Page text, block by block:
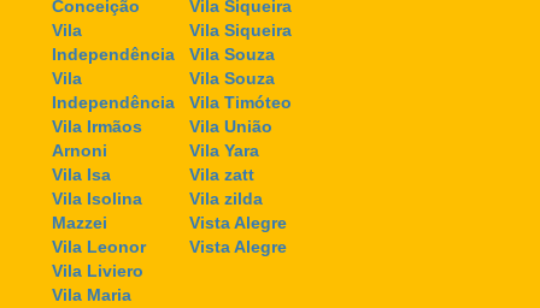
Conceição
Vila
Independência
Vila
Independência
Vila Irmãos
Arnoni
Vila Isa
Vila Isolina
Mazzei
Vila Leonor
Vila Liviero
Vila Maria
Vila Siqueira
Vila Siqueira
Vila Souza
Vila Souza
Vila Timóteo
Vila União
Vila Yara
Vila zatt
Vila zilda
Vista Alegre
Vista Alegre